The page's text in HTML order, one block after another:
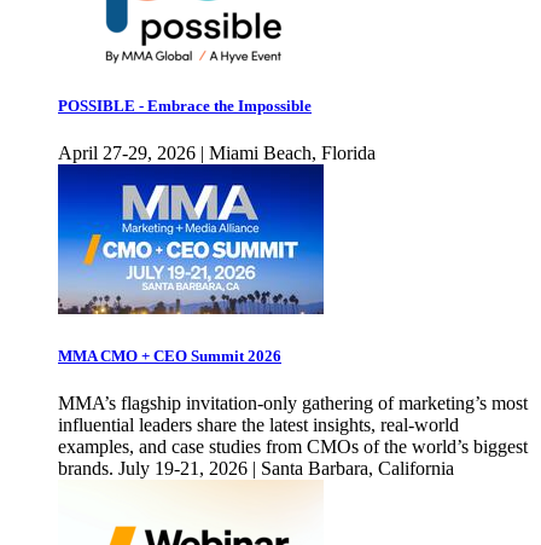
POSSIBLE - Embrace the Impossible
April 27-29, 2026 | Miami Beach, Florida
MMA CMO + CEO Summit 2026
MMA’s flagship invitation-only gathering of marketing’s most
influential leaders share the latest insights, real-world
examples, and case studies from CMOs of the world’s biggest
brands. July 19-21, 2026 | Santa Barbara, California